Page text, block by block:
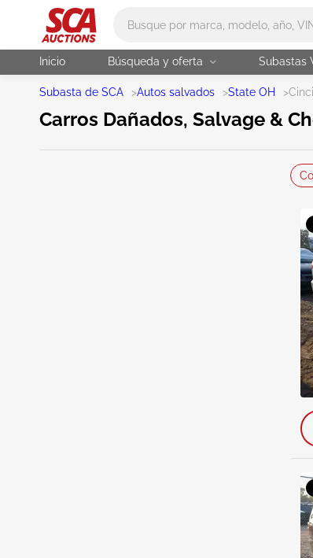
Inicio Búsqueda y oferta Subastas
Subasta de SCA >Autos salvados >State OH >
Carros Dañados, Salvage &